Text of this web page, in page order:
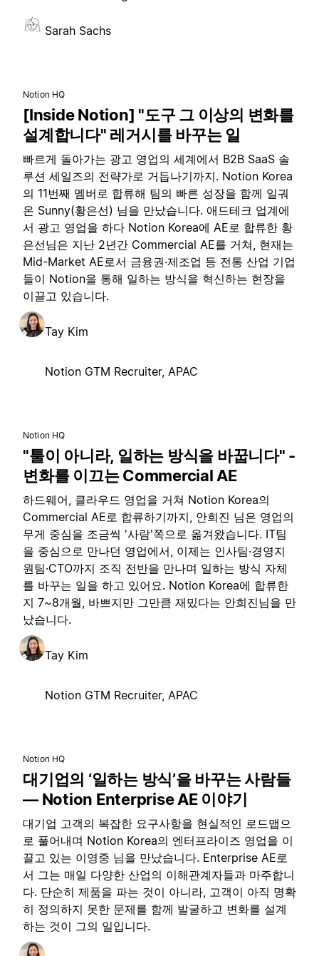
Sarah Sachs
Notion HQ
[Inside Notion] "도구 그 이상의 변화를
설계합니다" 레거시를 바꾸는 일
빠르게 돌아가는 광고 영업의 세계에서 B2B SaaS 솔
루션 세일즈의 전략가로 거듭나기까지. Notion Korea
의 11번째 멤버로 합류해 팀의 빠른 성장을 함께 일궈
온 Sunny(황은선) 님을 만났습니다. 애드테크 업계에
서 광고 영업을 하다 Notion Korea에 AE로 합류한 황
은선님은 지난 2년간 Commercial AE를 거쳐, 현재는
Mid-Market AE로서 금융권·제조업 등 전통 산업 기업
들이 Notion을 통해 일하는 방식을 혁신하는 현장을
이끌고 있습니다.
Tay Kim
Notion GTM Recruiter, APAC
Notion HQ
"툴이 아니라, 일하는 방식을 바꿉니다" -
변화를 이끄는 Commercial AE
하드웨어, 클라우드 영업을 거쳐 Notion Korea의
Commercial AE로 합류하기까지, 안희진 님은 영업의
무게 중심을 조금씩 '사람'쪽으로 옮겨왔습니다. IT팀
을 중심으로 만나던 영업에서, 이제는 인사팀·경영지
원팀·CTO까지 조직 전반을 만나며 일하는 방식 자체
를 바꾸는 일을 하고 있어요. Notion Korea에 합류한
지 7~8개월, 바쁘지만 그만큼 재밌다는 안희진님을 만
났습니다.
Tay Kim
Notion GTM Recruiter, APAC
Notion HQ
대기업의 ‘일하는 방식’을 바꾸는 사람들
— Notion Enterprise AE 이야기
대기업 고객의 복잡한 요구사항을 현실적인 로드맵으
로 풀어내며 Notion Korea의 엔터프라이즈 영업을 이
끌고 있는 이영중 님을 만났습니다. Enterprise AE로
서 그는 매일 다양한 산업의 이해관계자들과 마주합니
다. 단순히 제품을 파는 것이 아니라, 고객이 아직 명확
히 정의하지 못한 문제를 함께 발굴하고 변화를 설계
하는 것이 그의 일입니다.